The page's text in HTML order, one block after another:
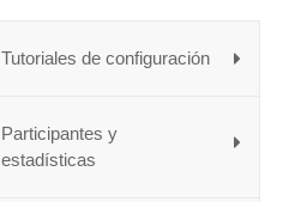
Tutoriales de configuración
Participantes y
estadísticas